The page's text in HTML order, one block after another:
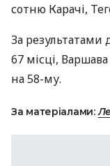
сотню Карачі,
За результатами
67 місці,
на 58-му.
За матеріалами: